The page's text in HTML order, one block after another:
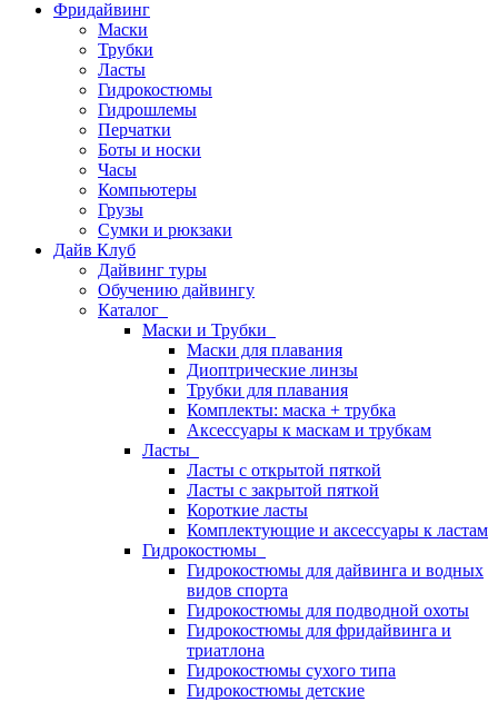
Фридайвинг
Маски
Трубки
Ласты
Гидрокостюмы
Гидрошлемы
Перчатки
Боты и носки
Часы
Компьютеры
Грузы
Сумки и рюкзаки
Дайв Клуб
Дайвинг туры
Обучению дайвингу
Каталог
Маски и Трубки
Маски для плавания
Диоптрические линзы
Трубки для плавания
Комплекты: маска + трубка
Аксессуары к маскам и трубкам
Ласты
Ласты с открытой пяткой
Ласты с закрытой пяткой
Короткие ласты
Комплектующие и аксессуары к ластам
Гидрокостюмы
Гидрокостюмы для дайвинга и водных
видов спорта
Гидрокостюмы для подводной охоты
Гидрокостюмы для фридайвинга и
триатлона
Гидрокостюмы сухого типа
Гидрокостюмы детские